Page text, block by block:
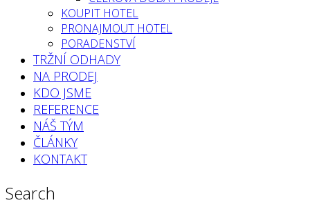
KOUPIT HOTEL
PRONAJMOUT HOTEL
PORADENSTVÍ
TRŽNÍ ODHADY
NA PRODEJ
KDO JSME
REFERENCE
NÁŠ TÝM
ČLÁNKY
KONTAKT
Search